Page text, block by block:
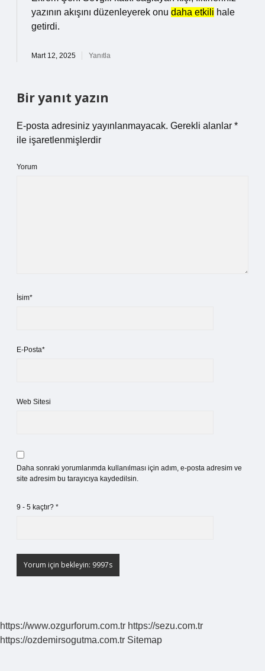
yazının akışını düzenleyerek onu daha etkili hale
getirdi.
Mart 12, 2025 Yanıtla
Bir yanıt yazın
E-posta adresiniz yayınlanmayacak. Gerekli alanlar *
ile işaretlenmişlerdir
Yorum
İsim*
E-Posta*
Web Sitesi
Daha sonraki yorumlarımda kullanılması için adım, e-posta adresim ve
site adresim bu tarayıcıya kaydedilsin.
9 - 5 kaçtır? *
https://www.ozgurforum.com.tr https://sezu.com.tr
https://ozdemirsogutma.com.tr Sitemap